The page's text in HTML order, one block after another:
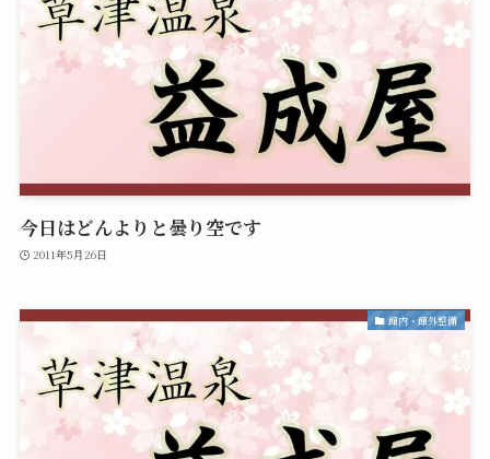
今日はどんよりと曇り空です
2011年5月26日
館内・館外整備